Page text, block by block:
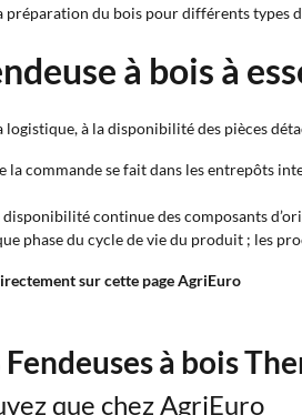
préparation du bois pour différents types
à bois à
à la disponibilité des pièces
la commande se fait dans les entrepôts
continue des composants
phase du cycle de vie du produit ; les
sur cette page AgriEuro
Fendeuses à bois
que chez AgriEuro